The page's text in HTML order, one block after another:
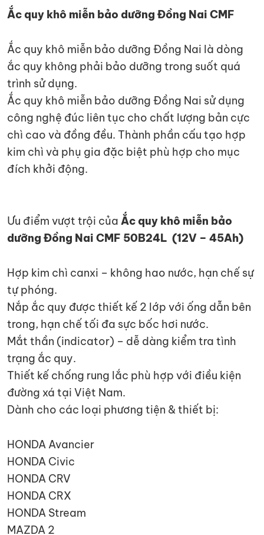
Ắc quy khô miễn bảo dưỡng Đồng Nai CMF
Ắc quy khô miễn bảo dưỡng Đồng Nai là dòng
ắc quy không phải bảo dưỡng trong suốt quá
trình sử dụng.
Ắc quy khô miễn bảo dưỡng Đồng Nai sử dụng
công nghệ đúc liên tục cho chất lượng bản cực
chì cao và đồng đều. Thành phần cấu tạo hợp
kim chì và phụ gia đặc biệt phù hợp cho mục
đích khởi động.
Ưu điểm vượt trội của Ắc quy khô miễn bảo
dưỡng Đồng Nai CMF 50B24L (12V – 45Ah)
Hợp kim chì canxi – không hao nước, hạn chế sự
tự phóng.
Nắp ắc quy được thiết kế 2 lớp với ống dẫn bên
trong, hạn chế tối đa sực bốc hơi nước.
Mắt thần (indicator) – dễ dàng kiểm tra tình
trạng ắc quy.
Thiết kế chống rung lắc phù hợp với điều kiện
đường xá tại Việt Nam.
Dành cho các loại phương tiện & thiết bị:
HONDA Avancier
HONDA Civic
HONDA CRV
HONDA CRX
HONDA Stream
MAZDA 2